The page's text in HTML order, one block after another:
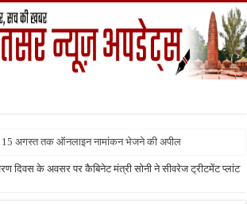
15 अगस्त तक ऑनलाइन नामांकन भेजने की अपील
दिवस के अवसर पर कैबिनेट मंत्री सोनी ने सीवरेज ट्रीटमेंट प्लांट